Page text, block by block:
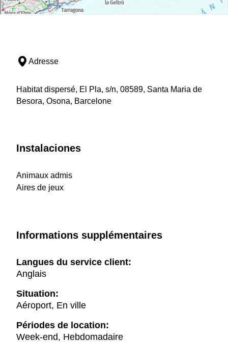
Adresse
Habitat dispersé, El Pla, s/n, 08589, Santa Maria de
Besora, Osona, Barcelone
Instalaciones
Animaux admis
Aires de jeux
Informations supplémentaires
Langues du service client:
Anglais
Situation:
Aéroport, En ville
Périodes de location:
Week-end, Hebdomadaire